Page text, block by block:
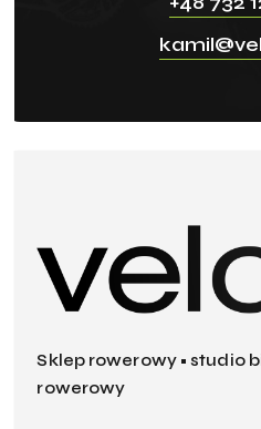
Sklep rowerowy • studio
rowerowy